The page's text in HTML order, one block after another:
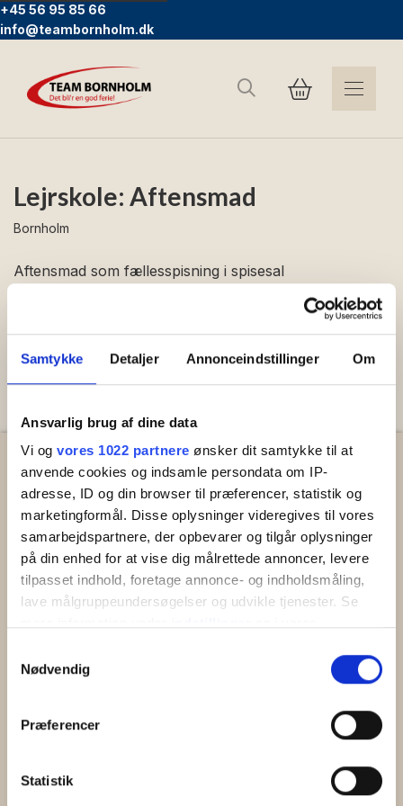
Samtykke Detaljer Annonceindstillinger Om
Ansvarlig brug af dine data
Vi og vores 1022 partnere ønsker dit samtykke til at
anvende cookies og indsamle persondata om IP-
adresse, ID og din browser til præferencer, statistik og
marketingformål. Disse oplysninger videregives til vores
samarbejdspartnere, der opbevarer og tilgår oplysninger
på din enhed for at vise dig målrettede annoncer, levere
tilpasset indhold, foretage annonce- og indholdsmåling,
lave målgruppeundersøgelser og udvikle tjenester. Se
tilbage eller ændre indstillinger fra vores
"Cookiedeklaration", eller ved at trykke på "Privacy
Indsamle præcise oplysninger om din placering,
Nødvendig
Præferencer
Statistik
+45 56 95 85 66
info@teambornholm.dk
Søg
Lejrskole: Aftensmad
Bornholm
Aftensmad som fællesspisning i spisesal
Vi samarbejder med:
medier:
Nyttige links:
Kontakt os
Om Team Bornholm
Ledige stillinger
Lejebetingelser